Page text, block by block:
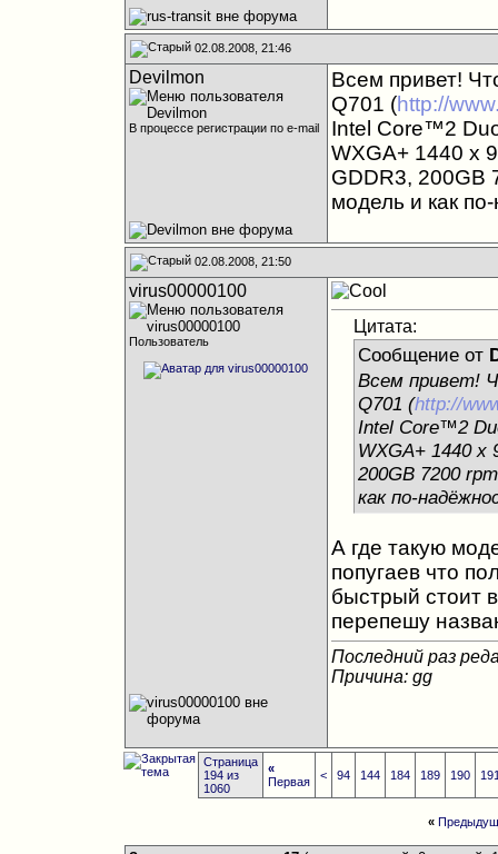
02.08.2008, 21:46
Devilmon
В процессе регистрации по e-mail
Всем привет!
Q701 (http://
Intel Core™2
WXGA+ 1440 x
GDDR3, 200GB
модель и как
02.08.2008, 21:50
virus00000100
Пользователь
Цитата:
Сообщение от
Всем привет!
Q701 (http://
Intel Core™2
WXGA+ 1440 x
200GB 7200
как по-
А где такую
попугаев что
быстрый стоит
перепешу
Последний раз
Причина: gg
Страница
194 из
1060
«
Первая
< 94 144 184 189 190
«